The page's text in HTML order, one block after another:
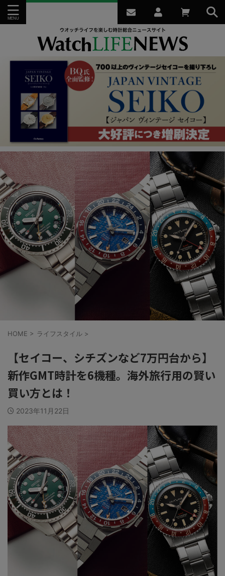
HOME > ライフスタイル >
【セイコー、シチズンなど7万円台から】
新作GMT時計を6機種。海外旅行用の賢い
買い方とは！
2023年11月22日